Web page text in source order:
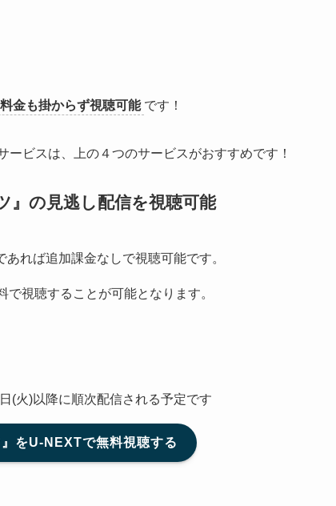
金も掛からず視聴可能 です！
ビスは、上の４つのサービスがおすすめです！
』の見逃し配信を視聴可能
れば追加課金なしで視聴可能です。
視聴することが可能となります。
(火)以降に順次配信される予定です
をU-NEXTで無料視聴する